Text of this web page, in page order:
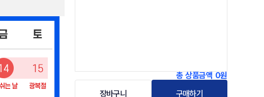
총 상품금액 0원
장바구니
구매하기